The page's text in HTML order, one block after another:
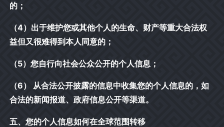
的；
（4）出于维护您或其他个人的生命、财产等重大合法权
益但又很难得到本人同意的；
（5）您自行向社会公众公开的个人信息；
（6） 从合法公开披露的信息中收集您的个人信息的，如
合法的新闻报道、政府信息公开等渠道。
五、您的个人信息如何在全球范围转移